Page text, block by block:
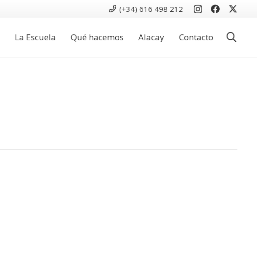
(+34) 616 498 212
La Escuela Qué hacemos Alacay Contacto